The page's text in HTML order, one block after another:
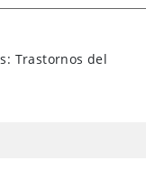
Trastornos del